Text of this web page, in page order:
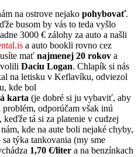
na ostrove nejako pohybovať.
busom by vás to teda vyšlo
3000 € zálohy za auto a našli
a auto bookli rovno cez
mať najmenej 20 rokov a
Daciu Logan. Chlapík si nás
na letisku v Keflavíku, odviezol
kde bol
karta (je dobré si ju vybaviť, aby
odporúčam však inú
tá si za platenie v cudzej
kde na aute boli nejaké chyby,
týka tankovania (my sme
1,70 €/liter a na benzínkach